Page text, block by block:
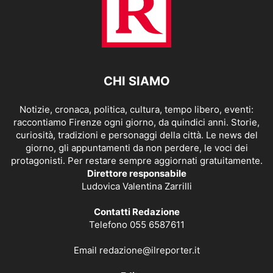
CHI SIAMO
Notizie, cronaca, politica, cultura, tempo libero, eventi:
raccontiamo Firenze ogni giorno, da quindici anni. Storie,
curiosità, tradizioni e personaggi della città. Le news del
giorno, gli appuntamenti da non perdere, le voci dei
protagonisti. Per restare sempre aggiornati gratuitamente.
Direttore responsabile
Ludovica Valentina Zarrilli
Contatti Redazione
Telefono 055 6587611
Email redazione@ilreporter.it